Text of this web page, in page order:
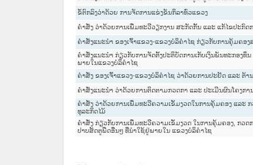
ຂໍ້ຕົກລົງວ່າດ້ວຍ ການຈັດການແຂ່ງຂັນກິລາທົ່ວແຂວງ
ຄຳສັ່ງ ວ່າດ້ວຍການເພີ່ມທະວີວຽກງານ ສະກັດກັ້ນ ແລະ ແກ້ໄຂປະກົດ
ຄຳສັ່ງແນະນຳ ຂອງເຈົ້າແຂວງ-ແຂວງບໍລິຄຳໄຊ ກ່ຽວກັບການຄຸ້ມຄອງ
ຄຳສັ່ງແນະນຳ ກ່ຽວກັບການຈັດຕັ້ງປະຕິບັດການເກັບເງິນພັນທະກອງ
ພາຍໃນແຂວງບໍລິຄຳໄຊ
ຄຳສັ່ງ ຂອງເຈົ້າແຂວງ-ແຂວງບໍລິຄຳໄຊ ວ່າດ້ວຍການປະຢັດ ແລະ ຕ້າ
ຄຳສັ່ງແນະນຳ ວ່າດ້ວຍການຕິດຕາມກວດກາ ແລະ ປະເມີນຜົນໂຄງກາ
ຄຳສັ່ງ ວ່າດ້ວຍການເພີ່ມທະວີຄວາມເຂັ້ມງວດໃນການຄຸ້ມຄອງ ແລະ
ທຸລະກິດໄມ້
ຄຳສັ່ງ ກ່ຽວກັບການເພີ່ມທະວີຄວາມເຂັ້ມງວດ ໃນການຄຸ້ມຄອງ, ກວ
ປາບສັດຕູພືດອື່ນໆ ທີ່ນຳໃຊ້ຢູ່ພາຍໃນ ແຂວງບໍລິຄຳໄຊ